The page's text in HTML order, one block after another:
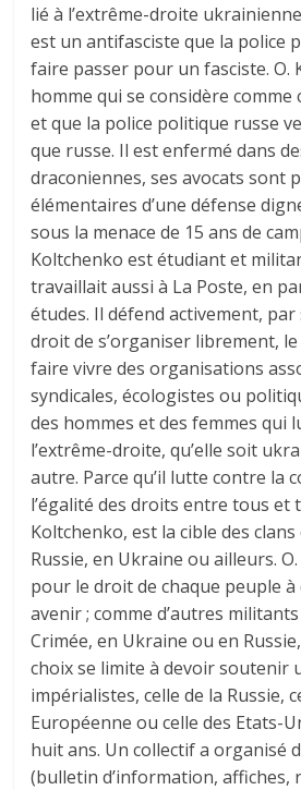
lié à l’extrême-droite
est un antifasciste que la police
faire passer pour un fasciste. O.
homme qui se considère
et que la police politique russe
que russe. Il est enfermé dans
draconiennes, ses avocats sont
élémentaires d’une défense
sous la menace de 15 ans de
Koltchenko est étudiant et
travaillait aussi à La Poste, en
études. Il défend activement,
droit de s’organiser librement,
faire vivre des organisations
syndicales, écologistes ou
des hommes et des femmes qui
l’extrême-droite, qu’elle soit
autre. Parce qu’il lutte contre la
l’égalité des droits entre tous et
Koltchenko, est la cible des
Russie, en Ukraine ou ailleurs.
pour le droit de chaque peuple à
avenir ; comme d’autres
Crimée, en Ukraine ou en
choix se limite à devoir soutenir
impérialistes, celle de la Russie,
Européenne ou celle des Etats-
huit ans. Un collectif a organisé
(bulletin d’information, affiches,